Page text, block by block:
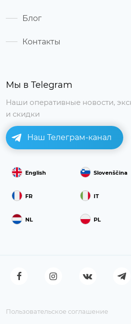
Мы в Telegram
Наши оперативные новости,
и скидки
Наш Телеграм-канал
English Slovenščina
FR IT
NL PL
Блог
Контакты
Пользовательское соглашение